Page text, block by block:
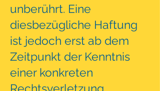
unberührt. Eine
diesbezügliche Haftung
ist jedoch erst ab dem
Zeitpunkt der Kenntnis
einer konkreten
Rechtsverletzung